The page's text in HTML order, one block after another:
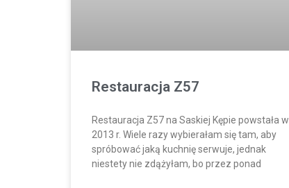
Restauracja Z57
Restauracja Z57 na Saskiej Kępie powstała w
2013 r. Wiele razy wybierałam się tam, aby
spróbować jaką kuchnię serwuje, jednak
niestety nie zdążyłam, bo przez ponad